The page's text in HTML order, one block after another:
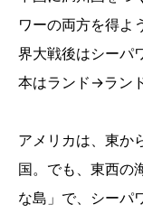
ワーの両方を得よ
界大戦後はシーパ
本はランド→ラン
アメリカは、東か
国。でも、東西の
な島」で、シーパ